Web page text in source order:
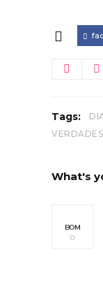
Tags:
VERDADES
What's
BOM
0